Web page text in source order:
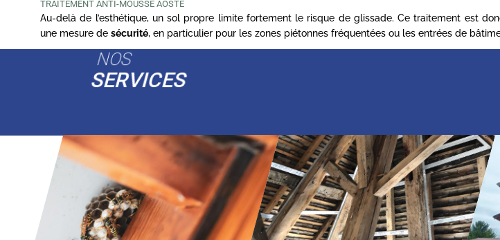
TRAITEMENT ANTI-MOUSSE AOSTE
Au-delà de l’esthétique, un sol propre limite fortement le risque de glissade. Ce traitement est
une mesure de sécurité, en particulier pour les zones piétonnes fréquentées ou les entrées de
NOS
SERVICES